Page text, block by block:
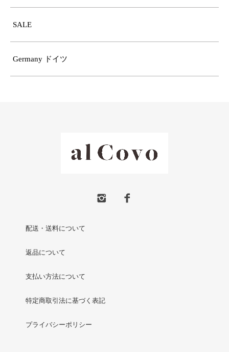
SALE
Germany ドイツ
配送・送料について
返品について
支払い方法について
特定商取引法に基づく表記
プライバシーポリシー